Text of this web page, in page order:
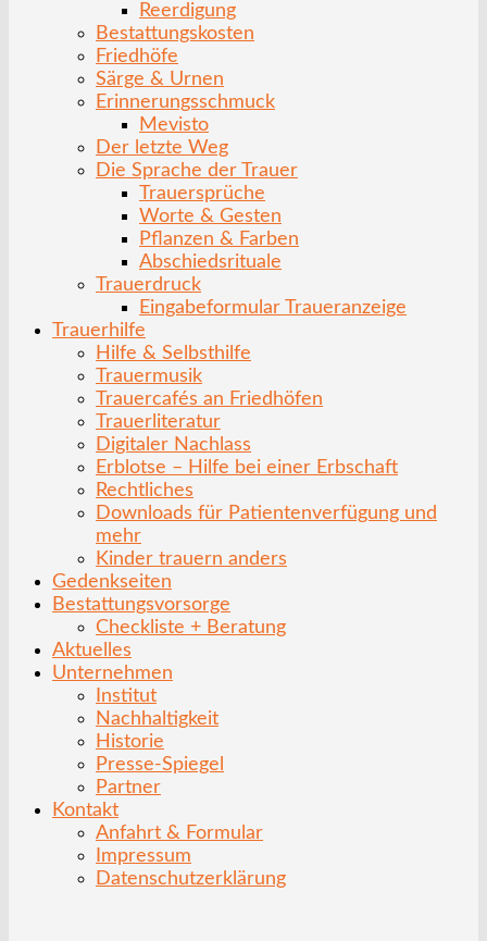
Reerdigung
Bestattungskosten
Friedhöfe
Särge & Urnen
Erinnerungsschmuck
Mevisto
Der letzte Weg
Die Sprache der Trauer
Trauersprüche
Worte & Gesten
Pflanzen & Farben
Abschiedsrituale
Trauerdruck
Eingabeformular Traueranzeige
Trauerhilfe
Hilfe & Selbsthilfe
Trauermusik
Trauercafés an Friedhöfen
Trauerliteratur
Digitaler Nachlass
Erblotse – Hilfe bei einer Erbschaft
Rechtliches
Downloads für Patientenverfügung und
mehr
Kinder trauern anders
Gedenkseiten
Bestattungsvorsorge
Checkliste + Beratung
Aktuelles
Unternehmen
Institut
Nachhaltigkeit
Historie
Presse-Spiegel
Partner
Kontakt
Anfahrt & Formular
Impressum
Datenschutzerklärung